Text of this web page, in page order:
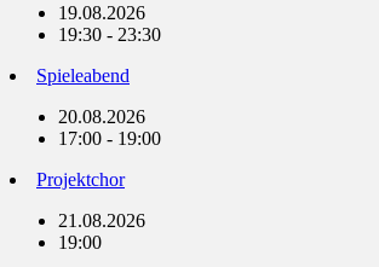
19.08.2026
19:30 - 23:30
Spieleabend
20.08.2026
17:00 - 19:00
Projektchor
21.08.2026
19:00